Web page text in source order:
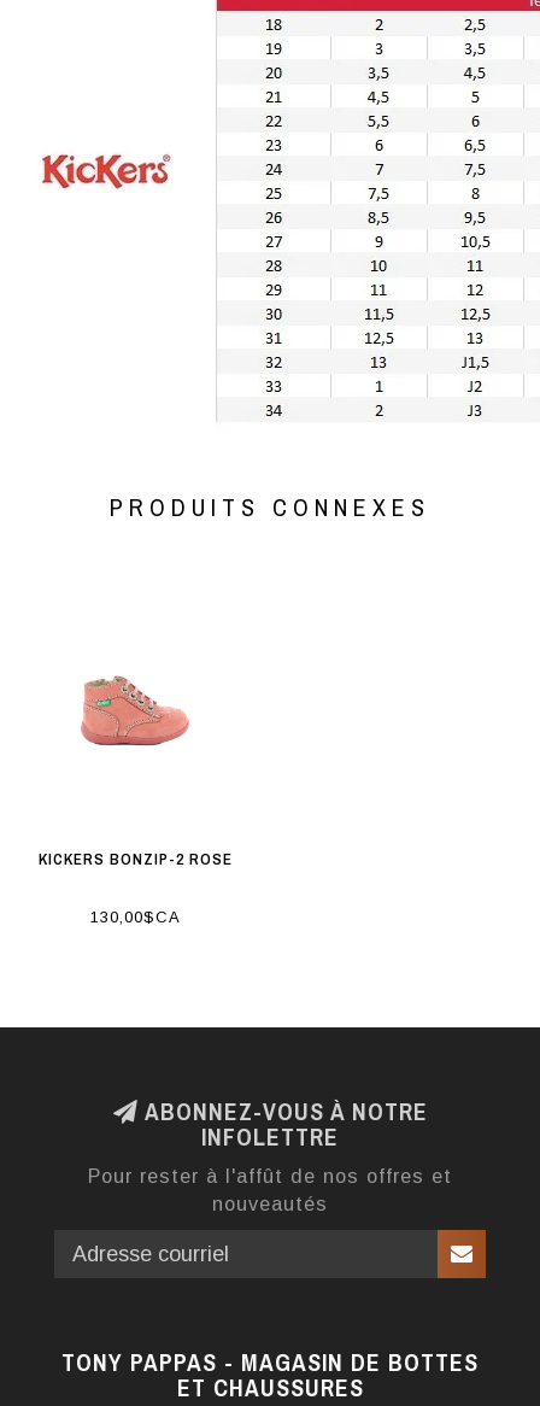
PRODUITS CONNEXES
KICKERS BONZIP-2 ROSE
130,00$CA
ABONNEZ-VOUS À NOTRE
INFOLETTRE
Pour rester à l'affût de nos offres et
nouveautés
TONY PAPPAS - MAGASIN DE BOTTES
ET CHAUSSURES